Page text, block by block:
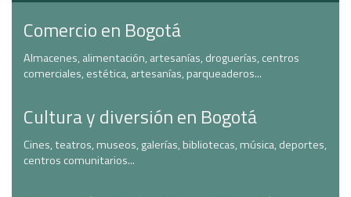
Comercio en Bogotá
Almacenes, alimentación, artesanías, droguerías, centros
comerciales, estética, artesanías, parqueaderos...
Cultura y diversión en Bogotá
Cines, teatros, museos, galerías, bibliotecas, música, deportes,
centros comunitarios...